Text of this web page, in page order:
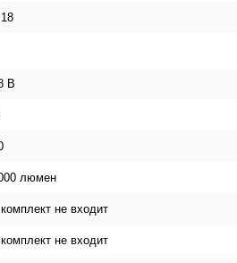
В
люмен
не входит
не входит